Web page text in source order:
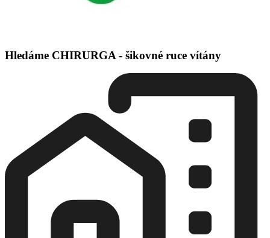
Hledáme CHIRURGA - šikovné ruce vítány